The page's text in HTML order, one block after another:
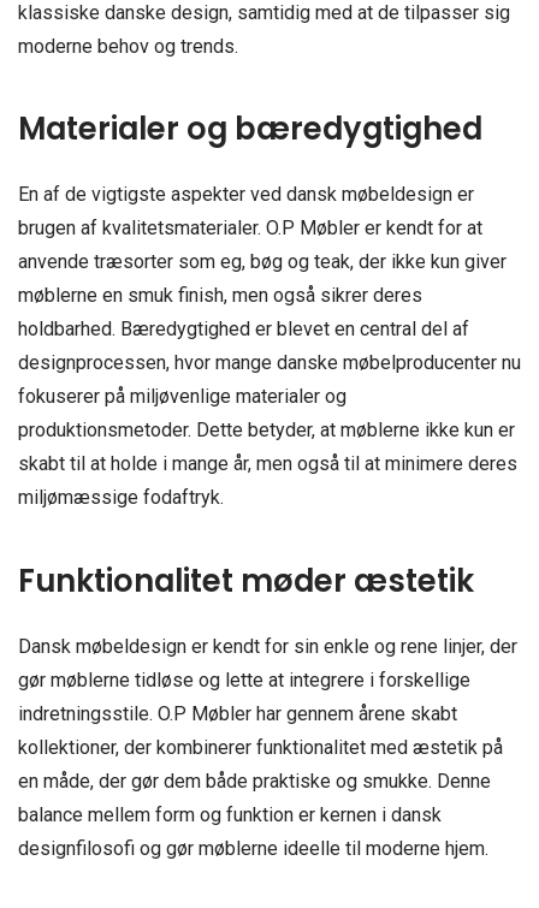
klassiske danske design, samtidig med at de tilpasser sig
moderne behov og trends.
Materialer og bæredygtighed
En af de vigtigste aspekter ved dansk møbeldesign er
brugen af kvalitetsmaterialer. O.P Møbler er kendt for at
anvende træsorter som eg, bøg og teak, der ikke kun giver
møblerne en smuk finish, men også sikrer deres
holdbarhed. Bæredygtighed er blevet en central del af
designprocessen, hvor mange danske møbelproducenter nu
fokuserer på miljøvenlige materialer og
produktionsmetoder. Dette betyder, at møblerne ikke kun er
skabt til at holde i mange år, men også til at minimere deres
miljømæssige fodaftryk.
Funktionalitet møder æstetik
Dansk møbeldesign er kendt for sin enkle og rene linjer, der
gør møblerne tidløse og lette at integrere i forskellige
indretningsstile. O.P Møbler har gennem årene skabt
kollektioner, der kombinerer funktionalitet med æstetik på
en måde, der gør dem både praktiske og smukke. Denne
balance mellem form og funktion er kernen i dansk
designfilosofi og gør møblerne ideelle til moderne hjem.